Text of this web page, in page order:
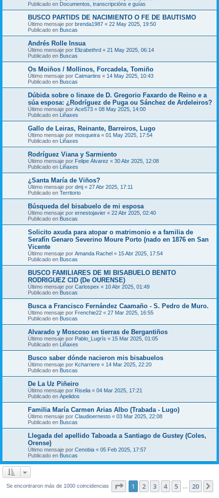
Publicado en Documentos, transcripcións e guías
BUSCO PARTIDS DE NACIMIENTO O FE DE BAUTISMO
Último mensaje por brenda1987 « 22 May 2025, 19:50
Publicado en Buscas
Andrés Rolle Insua
Último mensaje por Elizabethrd « 21 May 2025, 06:14
Publicado en Buscas
Os Moiños / Mollinos, Forcadela, Tomiño
Último mensaje por Catmartins « 14 May 2025, 10:43
Publicado en Buscas
Dúbida sobre o linaxe de D. Gregorio Faxardo de Reino e a
súa esposa: ¿Rodríguez de Puga ou Sánchez de Ardeleiros?
Último mensaje por Ace573 « 08 May 2025, 14:00
Publicado en Liñaxes
Gallo de Leiras, Reinante, Barreiros, Lugo
Último mensaje por mosqueira « 01 May 2025, 17:54
Publicado en Liñaxes
Rodríguez Viana y Sarmiento
Último mensaje por Felipe Álvarez « 30 Abr 2025, 12:08
Publicado en Liñaxes
¿Santa María de Viños?
Último mensaje por dmj « 27 Abr 2025, 17:11
Publicado en Territorio
Búsqueda del bisabuelo de mi esposa
Último mensaje por ernestojavier « 22 Abr 2025, 02:40
Publicado en Buscas
Solicito axuda para atopar o matrimonio e a familia de
Serafín Genaro Severino Moure Porto (nado en 1876 en San
Vicente
Último mensaje por Amanda Rachel « 15 Abr 2025, 17:54
Publicado en Buscas
BUSCO FAMILIARES DE MI BISABUELO BENITO
RODRIGUEZ CID (De OURENSE)
Último mensaje por Carlospex « 10 Abr 2025, 01:49
Publicado en Buscas
Busca a Francisco Fernández Caamaño - S. Pedro de Muro.
Último mensaje por Frenchie22 « 27 Mar 2025, 16:55
Publicado en Buscas
Alvarado y Moscoso en tierras de Bergantiños
Último mensaje por Pablo_Lugrís « 15 Mar 2025, 01:05
Publicado en Liñaxes
Busco saber dónde nacieron mis bisabuelos
Último mensaje por Kcharriere « 14 Mar 2025, 22:20
Publicado en Buscas
De La Uz Piñeiro
Último mensaje por Riselia « 04 Mar 2025, 17:21
Publicado en Apelidos
Familia María Carmen Arias Albo (Trabada - Lugo)
Último mensaje por Claudioernesto « 03 Mar 2025, 22:08
Publicado en Buscas
Llegada del apellido Taboada a Santiago de Gustey (Coles,
Orense)
Último mensaje por Cenobia « 05 Feb 2025, 17:57
Publicado en Buscas
Se encontraron más de 1000 coincidencias Página de 20
1 2 3 4 5 20